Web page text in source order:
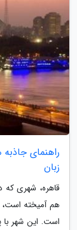
راهنمای
زبان
قاهره، شهری که
هم آمیخته است،
است. این شهر با